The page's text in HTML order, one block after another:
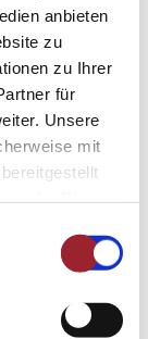
anbieten
zu
zu Ihrer
für
Unsere
mit